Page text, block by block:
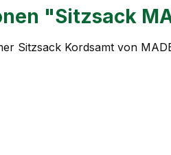
"Sitzsack
Sitzsack Kordsamt von